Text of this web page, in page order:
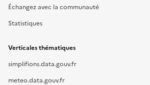
Échangez avec la communauté
Statistiques
Verticales thématiques
simplifions.data.gouv.fr
meteo.data.gouv.fr